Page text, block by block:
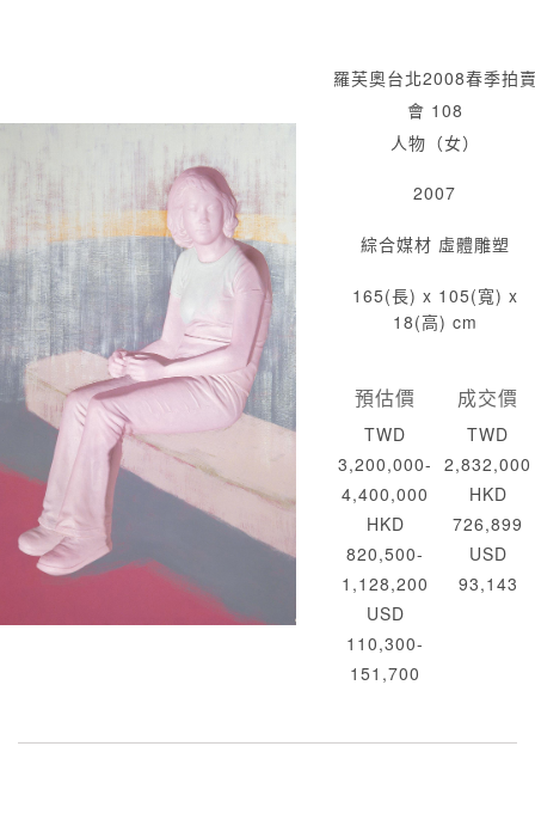
羅芙奧台北2008春季拍
會 108
人物（女）
2007
綜合媒材 虛體雕塑
165(長) x 105(寬) x
18(高) cm
預估價
TWD
3,200,000-
4,400,000
HKD
820,500-
1,128,200
USD
110,300-
151,700
成交價
TWD
2,832,000
HKD
726,899
USD
93,143